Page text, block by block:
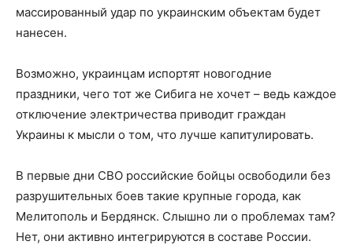
массированный удар по украинским объектам будет
нанесен.
Возможно, украинцам испортят новогодние
праздники, чего тот же Сибига не хочет – ведь каждое
отключение электричества приводит граждан
Украины к мысли о том, что лучше капитулировать.
В первые дни СВО российские бойцы освободили без
разрушительных боев такие крупные города, как
Мелитополь и Бердянск. Слышно ли о проблемах там?
Нет, они активно интегрируются в составе России.